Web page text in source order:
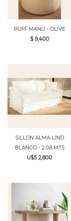
PUFF MANU - OLIVE
$ 9,400
SILLON ALMA LINO
BLANCO - 2.08 MTS
U$S 2,800